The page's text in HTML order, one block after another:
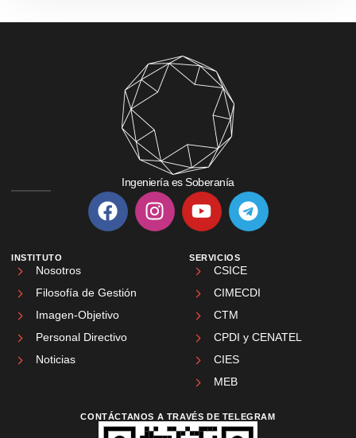
Ingeniería es Soberanía
INSTITUTO
Nosotros
Filosofía de Gestión
Imagen-Objetivo
Personal Directivo
Noticias
SERVICIOS
CSICE
CIMECDI
CTM
CPDI y CENATEL
CIES
MEB
CONTÁCTANOS A TRAVÉS DE TELEGRAM